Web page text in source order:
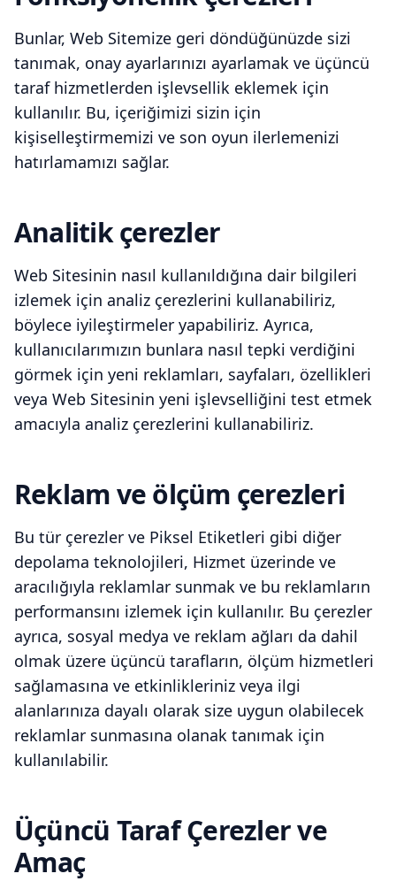
Bunlar, Web Sitemize geri döndüğünüzde sizi
tanımak, onay ayarlarınızı ayarlamak ve üçüncü
taraf hizmetlerden işlevsellik eklemek için
kullanılır. Bu, içeriğimizi sizin için
kişiselleştirmemizi ve son oyun ilerlemenizi
hatırlamamızı sağlar.
Analitik çerezler
Web Sitesinin nasıl kullanıldığına dair bilgileri
izlemek için analiz çerezlerini kullanabiliriz,
böylece iyileştirmeler yapabiliriz. Ayrıca,
kullanıcılarımızın bunlara nasıl tepki verdiğini
görmek için yeni reklamları, sayfaları, özellikleri
veya Web Sitesinin yeni işlevselliğini test etmek
amacıyla analiz çerezlerini kullanabiliriz.
Reklam ve ölçüm çerezleri
Bu tür çerezler ve Piksel Etiketleri gibi diğer
depolama teknolojileri, Hizmet üzerinde ve
aracılığıyla reklamlar sunmak ve bu reklamların
performansını izlemek için kullanılır. Bu çerezler
ayrıca, sosyal medya ve reklam ağları da dahil
olmak üzere üçüncü tarafların, ölçüm hizmetleri
sağlamasına ve etkinlikleriniz veya ilgi
alanlarınıza dayalı olarak size uygun olabilecek
reklamlar sunmasına olanak tanımak için
kullanılabilir.
Üçüncü Taraf Çerezler ve
Amaç